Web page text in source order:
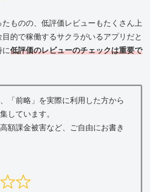
ものの、低評価レビューもたくさん上
的で稼働するサクラがいるアプリだと
に低評価のレビューのチェックは重要で
「前略」を実際に利用した方から
しています。
額課金被害など、ご自由にお書き